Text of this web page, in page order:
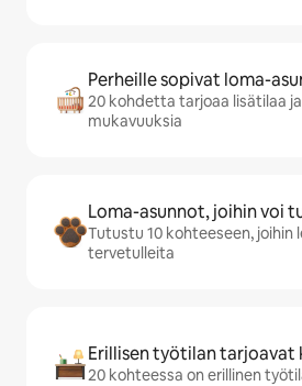
Perheille sopivat loma-
20 kohdetta tarjoaa lisätilaa
mukavuuksia
Loma-asunnot, joihin voi
Tutustu 10 kohteeseen, joihin
tervetulleita
Erillisen työtilan tarjoavat
20 kohteessa on erillinen